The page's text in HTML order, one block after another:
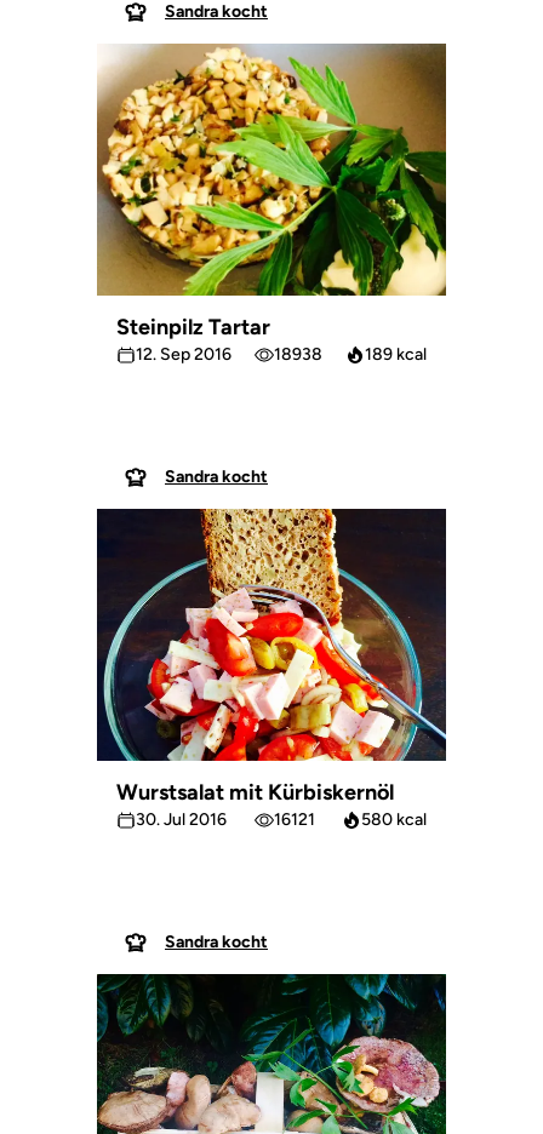
Sandra kocht
Steinpilz Tartar
12. Sep 2016 18938 189 kcal
Sandra kocht
Wurstsalat mit Kürbiskernöl
30. Jul 2016 16121 580 kcal
Sandra kocht